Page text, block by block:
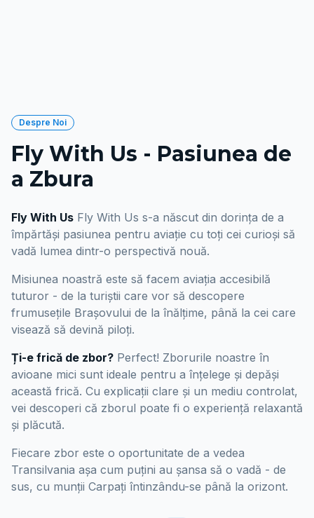
Despre Noi
Fly With Us - Pasiunea de
a Zbura
Fly With Us Fly With Us s-a născut din dorința de a
împărtăși pasiunea pentru aviație cu toți cei curioși să
vadă lumea dintr-o perspectivă nouă.
Misiunea noastră este să facem aviația accesibilă
tuturor - de la turiștii care vor să descopere
frumusețile Brașovului de la înălțime, până la cei care
visează să devină piloți.
Ți-e frică de zbor? Perfect! Zborurile noastre în
avioane mici sunt ideale pentru a înțelege și depăși
această frică. Cu explicații clare și un mediu controlat,
vei descoperi că zborul poate fi o experiență relaxantă
și plăcută.
Fiecare zbor este o oportunitate de a vedea
Transilvania așa cum puțini au șansa să o vadă - de
sus, cu munții Carpați întinzându-se până la orizont.